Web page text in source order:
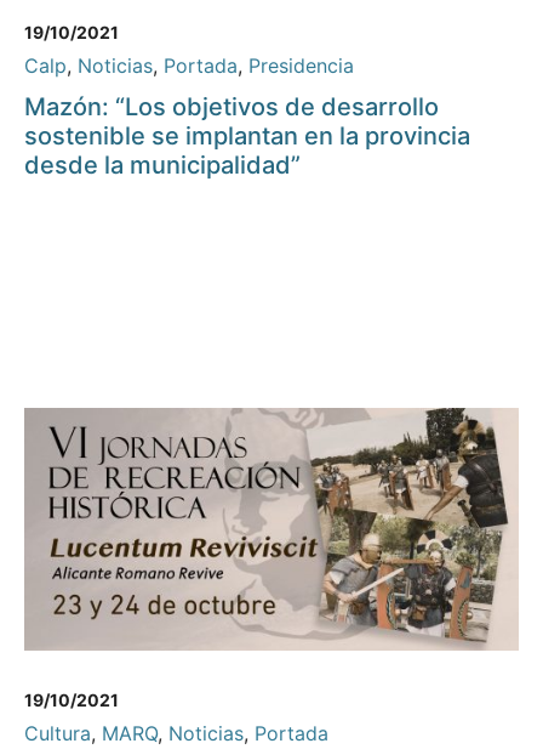
19/10/2021
Calp, Noticias, Portada, Presidencia
Mazón: “Los objetivos de desarrollo
sostenible se implantan en la provincia
desde la municipalidad”
19/10/2021
Cultura, MARQ, Noticias, Portada